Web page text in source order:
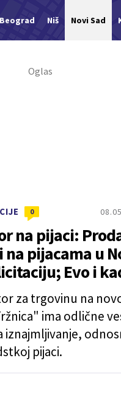
Beograd Niš Novi Sad
0
na pijaci:
na pijacama u
Evo i
za trgovinu na
ima odlične
iznajmljivanje,
pijaci.